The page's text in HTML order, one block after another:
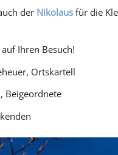
der Nikolaus für die
Ihren Besuch!
Ortskartell
Beigeordnete